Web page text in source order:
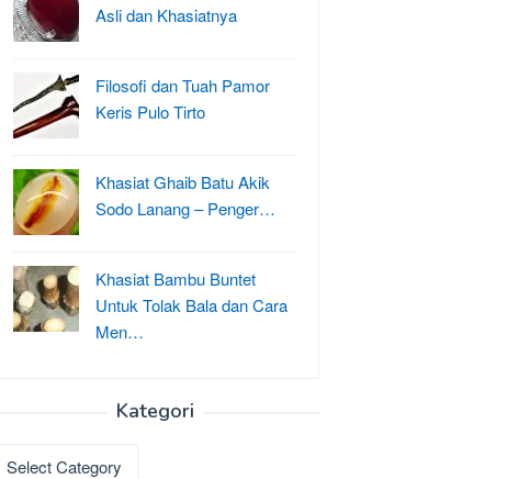
Asli dan Khasiatnya
Filosofi dan Tuah Pamor
Keris Pulo Tirto
Khasiat Ghaib Batu Akik
Sodo Lanang – Penger…
Khasiat Bambu Buntet
Untuk Tolak Bala dan Cara
Men…
Kategori
Kategori